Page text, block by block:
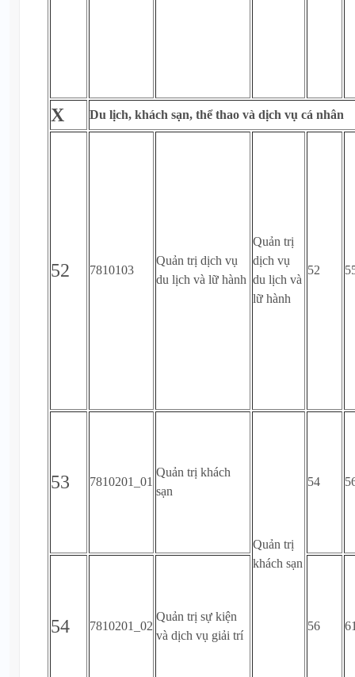
X Du lịch, khách sạn, thể thao và dịch vụ cá nhân
52 7810103
Quản trị dịch vụ
du lịch và lữ hành
Quản trị
dịch vụ
du lịch và
lữ hành
52
53 7810201_01
Quản trị khách
sạn
Quản trị
khách sạn
54
54 7810201_02
Quản trị sự kiện
và dịch vụ giải trí
56